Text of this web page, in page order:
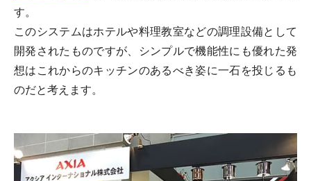
す。
このシステムはホテルや料理教室などの調理設備として
開発されたものですが、シンプルで機能性にも優れた発
想はこれからのキッチンのあるべき姿に一石を投じるも
のだと考えます。